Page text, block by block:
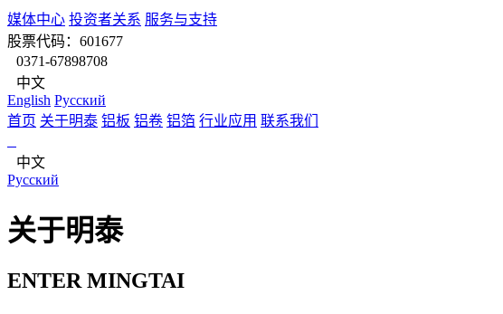
媒体中心 投资者关系 服务与支持
股票代码：601677
0371-67898708
中文
English Pусский
首页 关于明泰 铝板 铝卷 铝箔 行业应用 联系我们
中文
Pусский
关于明泰
ENTER MINGTAI